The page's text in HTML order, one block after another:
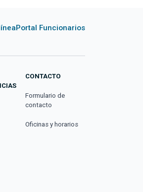
Portal Funcionarios
CONTACTO
Formulario de
contacto
Oficinas y horarios